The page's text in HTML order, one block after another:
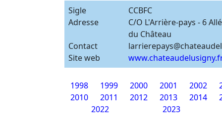
Sigle
CCBFC
Adresse
C/O L'Arrière-pays - 6
du Château
Contact
Site web
1998 1999 2000 2001 2002
2010
2011 2012 2013 2014
2022
2023